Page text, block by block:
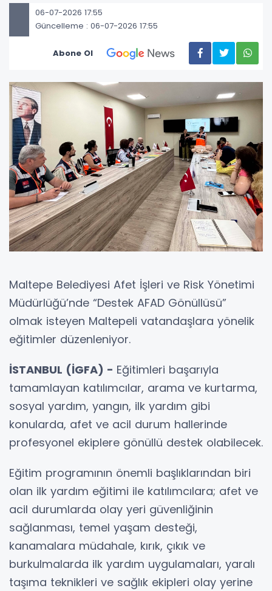
06-07-2026 17:55
Güncelleme : 06-07-2026 17:55
Abone Ol
Maltepe Belediyesi Afet İşleri ve Risk Yönetimi
Müdürlüğü’nde “Destek AFAD Gönüllüsü”
olmak isteyen Maltepeli vatandaşlara yönelik
eğitimler düzenleniyor.
İSTANBUL (İGFA) - Eğitimleri başarıyla
tamamlayan katılımcılar, arama ve kurtarma,
sosyal yardım, yangın, ilk yardım gibi
konularda, afet ve acil durum hallerinde
profesyonel ekiplere gönüllü destek olabilecek.
Eğitim programının önemli başlıklarından biri
olan ilk yardım eğitimi ile katılımcılara; afet ve
acil durumlarda olay yeri güvenliğinin
sağlanması, temel yaşam desteği,
kanamalara müdahale, kırık, çıkık ve
burkulmalarda ilk yardım uygulamaları, yaralı
taşıma teknikleri ve sağlık ekipleri olay yerine